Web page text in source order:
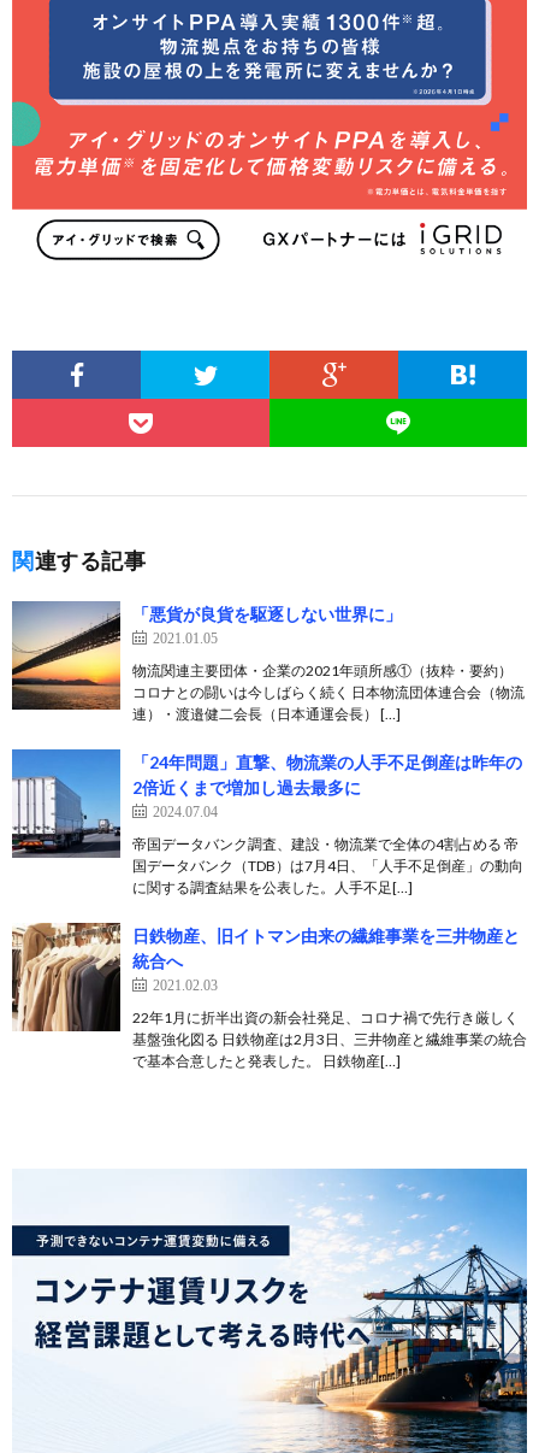
関連する記事
「悪貨が良貨を駆逐しない世界に」
2021.01.05
物流関連主要団体・企業の2021年頭所感①（抜粋・要約）
コロナとの闘いは今しばらく続く 日本物流団体連合会（物流
連）・渡邉健二会長（日本通運会長） […]
「24年問題」直撃、物流業の人手不足倒産は昨年の
2倍近くまで増加し過去最多に
2024.07.04
帝国データバンク調査、建設・物流業で全体の4割占める 帝
国データバンク（TDB）は7月4日、「人手不足倒産」の動向
に関する調査結果を公表した。人手不足[…]
日鉄物産、旧イトマン由来の繊維事業を三井物産と
統合へ
2021.02.03
22年1月に折半出資の新会社発足、コロナ禍で先行き厳しく
基盤強化図る 日鉄物産は2月3日、三井物産と繊維事業の統合
で基本合意したと発表した。 日鉄物産[…]